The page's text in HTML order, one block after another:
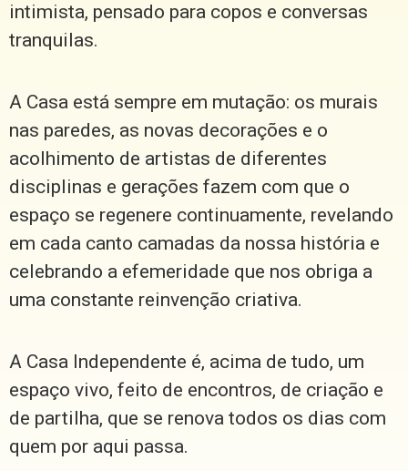
intimista, pensado para copos e conversas
tranquilas.
A Casa está sempre em mutação: os murais
nas paredes, as novas decorações e o
acolhimento de artistas de diferentes
disciplinas e gerações fazem com que o
espaço se regenere continuamente, revelando
em cada canto camadas da nossa história e
celebrando a efemeridade que nos obriga a
uma constante reinvenção criativa.
A Casa Independente é, acima de tudo, um
espaço vivo, feito de encontros, de criação e
de partilha, que se renova todos os dias com
quem por aqui passa.